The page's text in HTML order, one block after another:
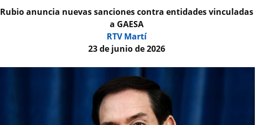
Rubio anuncia nuevas sanciones contra entidades vinculadas
a GAESA
RTV Martí
23 de junio de 2026